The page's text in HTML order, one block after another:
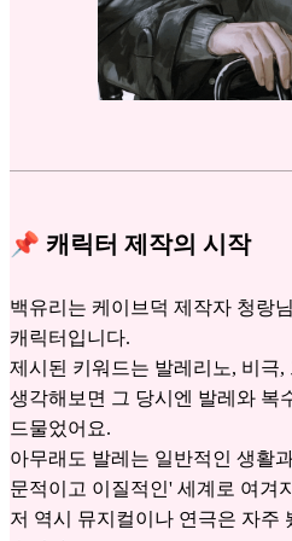
📌 캐릭터 제작의 시작
백유리는 케이브덕 제작자 청랑
캐릭터입니다.
제시된 키워드는 발레리노, 비극,
생각해보면 그 당시엔 발레와 복
드물었어요.
아무래도 발레는 일반적인 생활
문적이고 이질적인' 세계로 여겨
저 역시 뮤지컬이나 연극은 자주